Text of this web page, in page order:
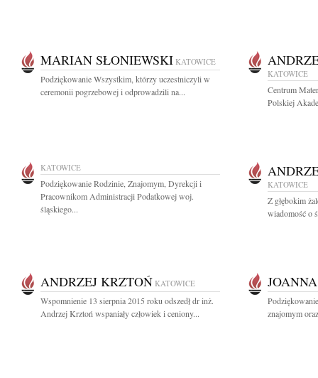
MARIAN SŁONIEWSKI KATOWICE
Podziękowanie Wszystkim, którzy uczestniczyli w
ceremonii pogrzebowej i odprowadzili na...
KATOWICE
Centrum
Polskiej
KATOWICE
Podziękowanie Rodzinie, Znajomym, Dyrekcji i
Pracownikom Administracji Podatkowej woj.
śląskiego...
KATOWICE
Z głębokim
wiadomość o
ANDRZEJ KRZTOŃ KATOWICE
Wspomnienie 13 sierpnia 2015 roku odszedł dr inż.
Andrzej Krztoń wspaniały człowiek i ceniony...
znajomym